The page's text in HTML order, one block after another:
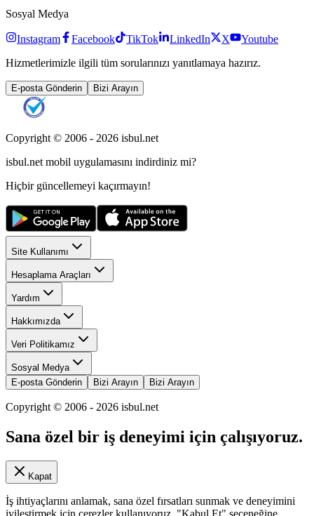
Sosyal Medya
Instagram Facebook TikTok LinkedIn X
Youtube
Hizmetlerimizle ilgili tüm sorularınızı yanıtlamaya hazırız.
E-posta Gönderin Bizi Arayın
Copyright © 2006 - 2026 isbul.net
isbul.net mobil uygulamasını indirdiniz mi?
Hiçbir güncellemeyi kaçırmayın!
Site Kullanımı
Hesaplama Araçları
Yardım
Hakkımızda
Veri Politikamız
Sosyal Medya
E-posta Gönderin
Bizi Arayın Bizi Arayın
Copyright © 2006 - 2026 isbul.net
Sana özel bir iş deneyimi için çalışıyoruz.
Kapat
İş ihtiyaçlarını anlamak, sana özel fırsatları sunmak ve deneyimini
iyileştirmek için çerezler kullanıyoruz. "Kabul Et" seçeneğine